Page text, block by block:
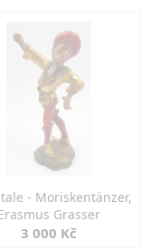
- Moriskentänzer,
Grasser
3 000 Kč